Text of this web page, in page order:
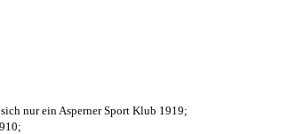
nur ein Asperner Sport Klub 1919;
;